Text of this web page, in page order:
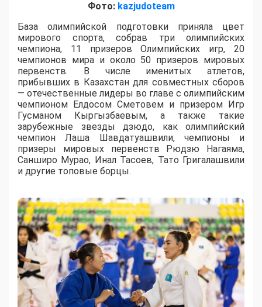
Фото: kazjudoteam
База олимпийской подготовки приняла цвет
мирового спорта, собрав три олимпийских
чемпиона, 11 призеров Олимпийских игр, 20
чемпионов мира и около 50 призеров мировых
первенств. В числе именитых атлетов,
прибывших в Казахстан для совместных сборов
— отечественные лидеры во главе с олимпийским
чемпионом Елдосом Сметовем и призером Игр
Гусманом Кыргызбаевым, а также такие
зарубежные звезды дзюдо, как олимпийский
чемпион Лаша Шавдатуашвили, чемпионы и
призеры мировых первенств Рюдзю Нагаяма,
Санширо Мурао, Инал Тасоев, Тато Григалашвили
и другие топовые борцы.